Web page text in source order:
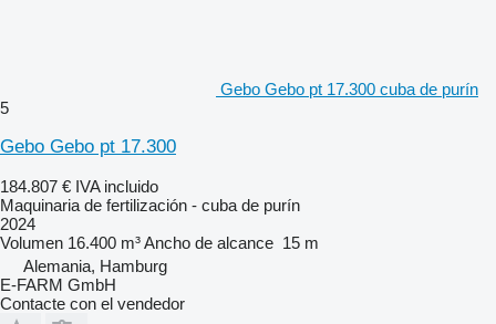
Gebo Gebo pt 17.300 cuba de purín
5
Gebo Gebo pt 17.300
184.807 € IVA incluido
Maquinaria de fertilización - cuba de purín
2024
Volumen 16.400 m³Ancho de alcance 15 m
Alemania, Hamburg
E-FARM GmbH
Contacte con el vendedor